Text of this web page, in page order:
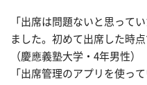
「出席は問題ないと思って
ました。初めて出席した時
（慶應義塾大学・4年男性）
「出席管理のアプリを使っ